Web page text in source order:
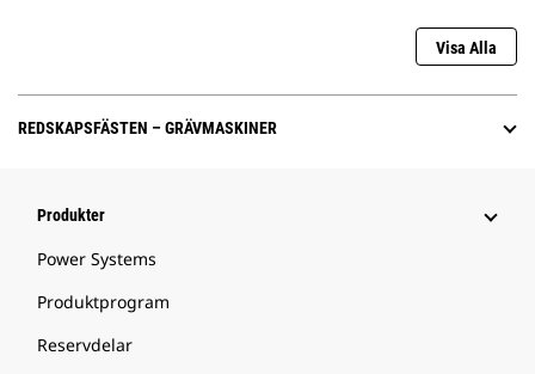
Visa Alla
REDSKAPSFÄSTEN – GRÄVMASKINER
Produkter
Power Systems
Produktprogram
Reservdelar